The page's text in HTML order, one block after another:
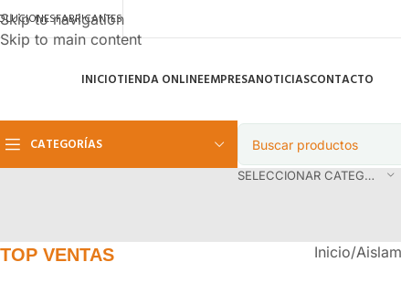
Skip to navigation
Skip to main content
FABRICANTES
INICIOTIENDA ONLINEEMPRESANOTICIASCONTACTO
CATEGORÍAS
SELECCIONAR CATEGORÍA
TOP VENTAS Inicio/